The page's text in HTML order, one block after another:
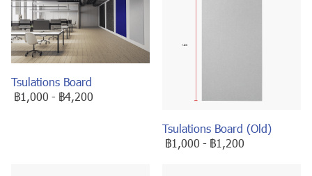
Tsulations Board
฿1,000 - ฿4,200
Tsulations Board (Old)
฿1,000 - ฿1,200